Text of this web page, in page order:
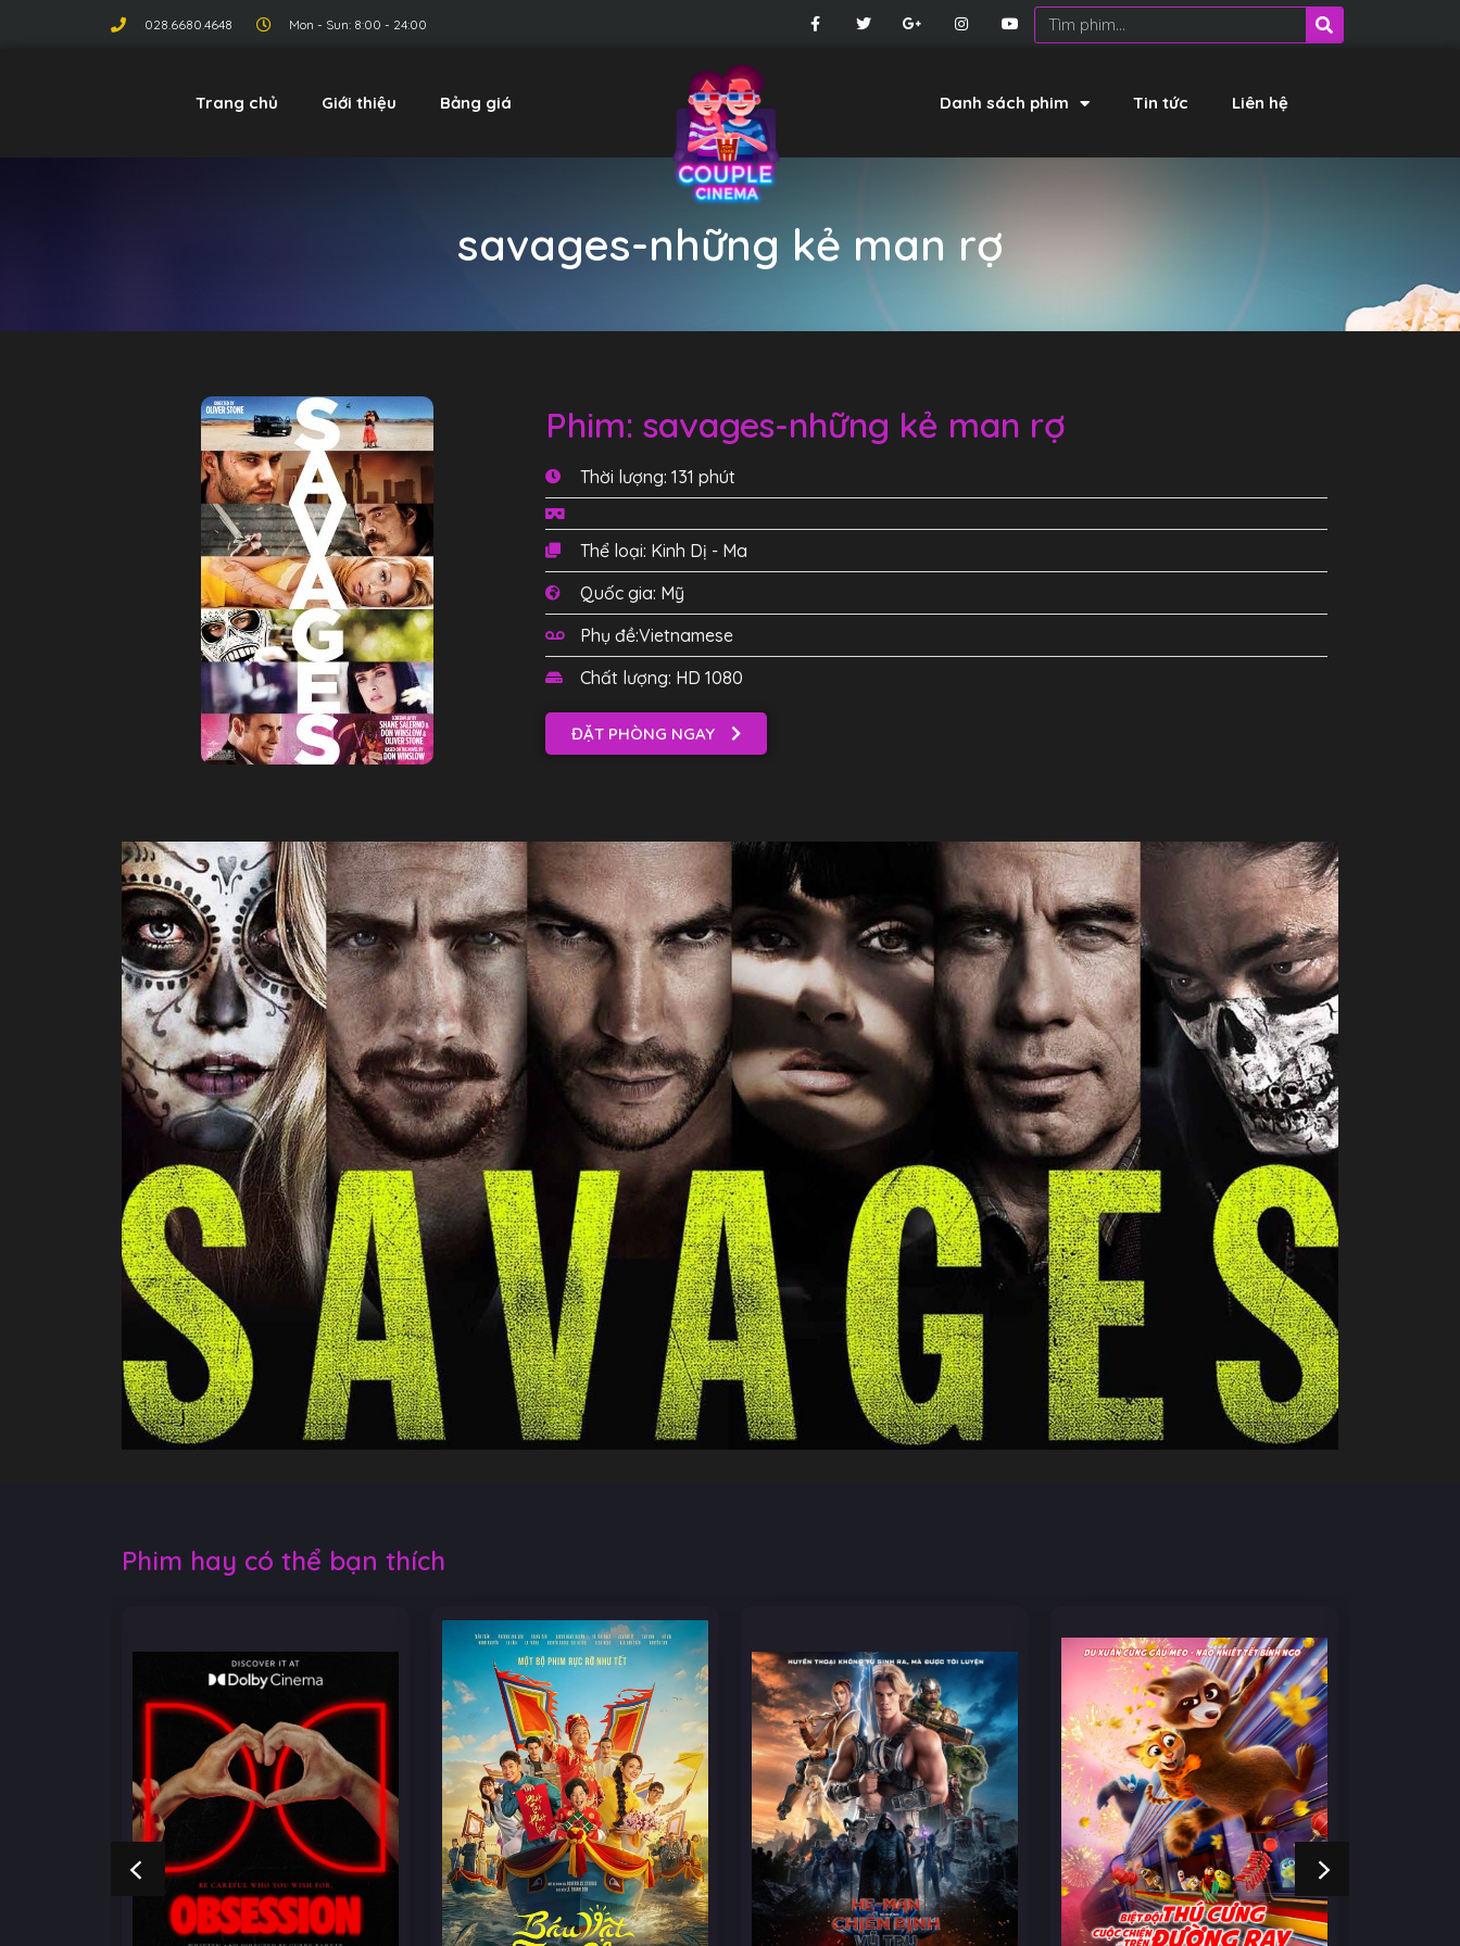
028.6680.4648 Mon - Sun: 8:00 - 24:00
Trang chủ Giới thiệu Bảng giá Danh sách phim Tin tức Liên hệ
savages-những kẻ man rợ
Phim: savages-những kẻ man rợ
Thời lượng: 131 phút
Thể loại: Kinh Dị - Ma
Quốc gia: Mỹ
Phụ đề:Vietnamese
Chất lượng: HD 1080
ĐẶT PHÒNG NGAY
Phim hay có thể bạn thích